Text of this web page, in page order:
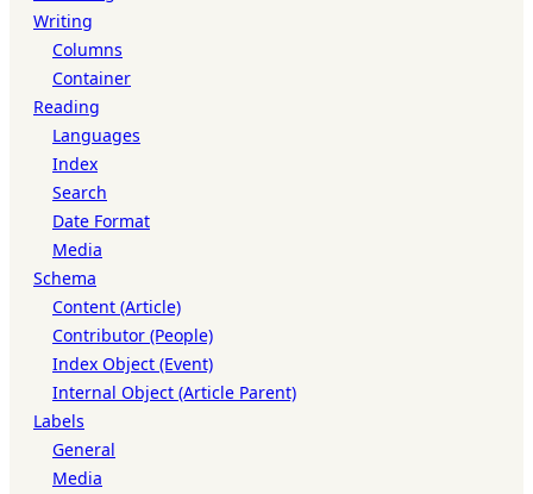
Writing
Columns
Container
Reading
Languages
Index
Search
Date Format
Media
Schema
Content (Article)
Contributor (People)
Index Object (Event)
Internal Object (Article Parent)
Labels
General
Media